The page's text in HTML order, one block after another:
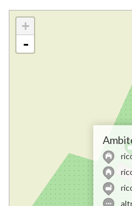
+
-